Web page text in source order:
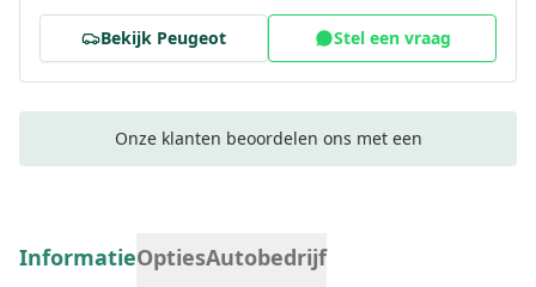
Bekijk Peugeot Stel een vraag
Onze klanten beoordelen ons met een
InformatieOptiesAutobedrijf